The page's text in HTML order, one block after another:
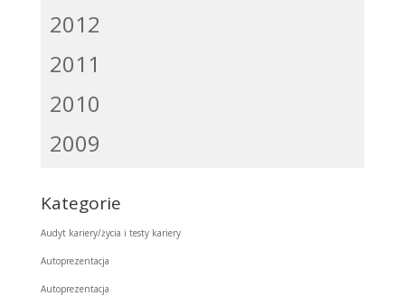
2012
2011
2010
2009
Kategorie
Audyt kariery/życia i testy kariery
Autoprezentacja
Autoprezentacja